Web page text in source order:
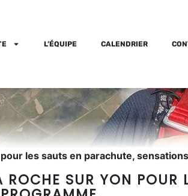
L’ÉQUIPE CALENDRIER
les sauts en parachute,
SUR YON POUR